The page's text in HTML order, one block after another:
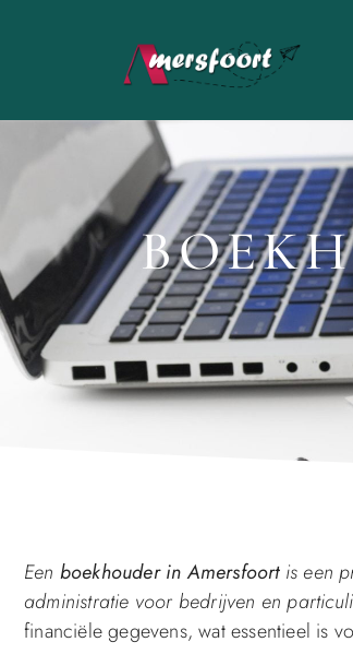
Een boekhouder in Amersfoortis een
administratie voor bedrijven en
financiële gegevens, wat essentieel is